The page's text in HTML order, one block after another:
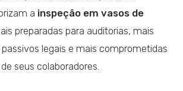
a inspeção em vasos de
preparadas para auditorias, mais
legais e mais comprometidas
seus colaboradores.